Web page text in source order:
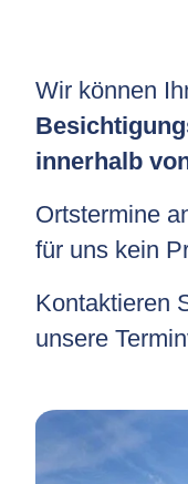
Wir können
innerhalb
Ortstermine
für uns kein
Kontaktieren
unsere